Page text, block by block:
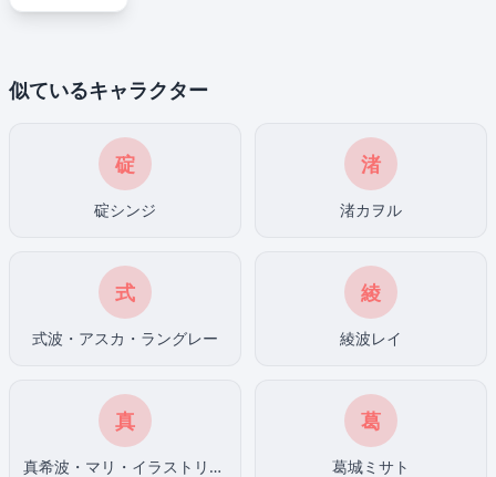
似ているキャラクター
碇
碇シンジ
渚
渚カヲル
式
式波・アスカ・ラングレー
綾
綾波レイ
真
真希波・マリ・イラストリアス
葛
葛城ミサト